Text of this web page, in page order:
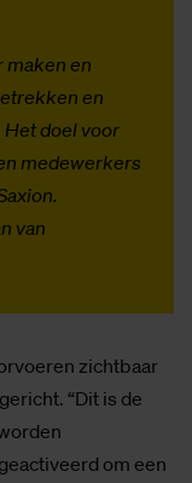
maken en
en
doel voor
medewerkers
van
zichtbaar
“Dit is de
om een